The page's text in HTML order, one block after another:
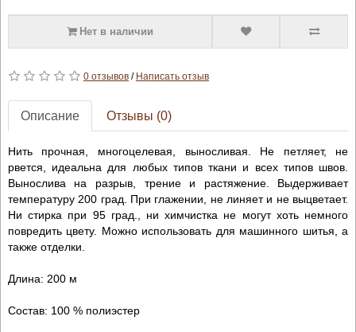
Нет в наличии
0 отзывов/ Написать отзыв
Описание Отзывы (0)
Нить прочная, многоцелевая, выносливая. Не петляет, не
рвется, идеальна для любых типов ткани и всех типов швов.
Вынослива на разрыв, трение и растяжение. Выдерживает
температуру 200 град. При глажении, не линяет и не выцветает.
Ни стирка при 95 град., ни химчистка не могут хоть немного
повредить цвету. Можно использовать для машинного шитья, а
также отделки.
Длина: 200 м
Состав: 100 % полиэстер